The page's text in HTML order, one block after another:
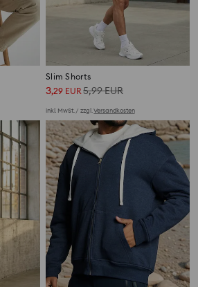
Slim Shorts
3,29 EUR 5,99EUR
inkl. MwSt. / zzgl.Versandkosten